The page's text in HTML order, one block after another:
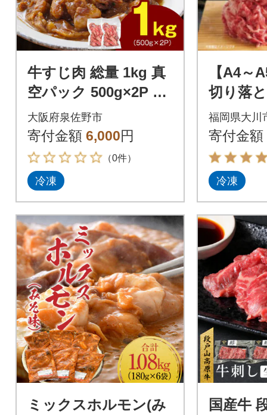
牛すじ肉 総量 1kg 真
空パック 500g×2P 氷
温熟成×極味付け 小分
け mrz0258
大阪府泉佐野市
寄付金額 6,000円
（0件）
冷凍
【A4～
切り落
川市)
福岡県大川
寄付金額
冷凍
ミックスホルモン(み
国産牛